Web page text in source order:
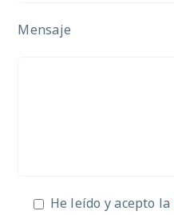
Mensaje
He leído y acepto la